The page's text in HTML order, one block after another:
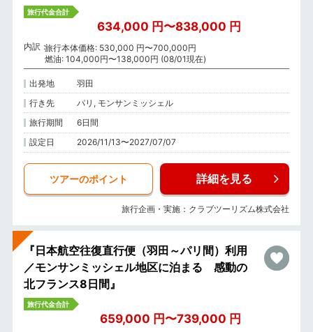
旅行代金合計
634,000 円〜838,000 円
内訳 旅行本体価格: 530,000 円〜700,000円
燃油: 104,000円〜138,000円 (08/01現在)
出発地
羽田
行き先
パリ, モンサンミッシェル
旅行期間
6日間
設定日
2026/11/13〜2027/07/07
ツアーのポイント 詳細を見る
旅行企画・実施：クラブツーリズム株式会社
『日本航空往復直行便（羽田～パリ間）利用
／モンサンミッシェル地区に泊まる 感動の
北フランス8日間』
旅行代金合計
659,000 円〜739,000 円